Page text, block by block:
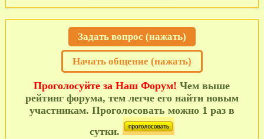
Задать вопрос (нажать)
Начать общение (нажать)
Проголосуйте за Наш Форум! Чем выше
рейтинг форума, тем легче его найти новым
участникам. Проголосовать можно 1 раз в
сутки.